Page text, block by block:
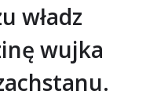
władz
wujka